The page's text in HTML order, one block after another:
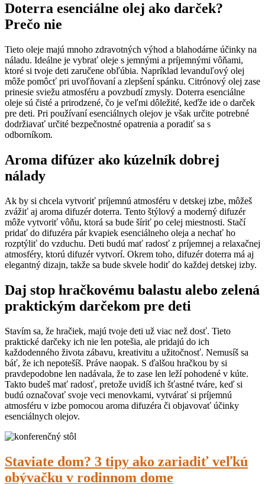
Doterra esenciálne olej ako darček?
Prečo nie
Tieto oleje majú mnoho zdravotných výhod a blahodárne účinky na
náladu. Ideálne je vybrať oleje s jemnými a príjemnými vôňami,
ktoré si tvoje deti zaručene obľúbia. Napríklad levanduľový olej
môže pomôcť pri uvoľňovaní a zlepšení spánku. Citrónový olej zase
prinesie sviežu atmosféru a povzbudí zmysly. Doterra esenciálne
oleje sú čisté a prirodzené, čo je veľmi dôležité, keďže ide o darček
pre deti. Pri používaní esenciálnych olejov je však určite potrebné
dodržiavať určité bezpečnostné opatrenia a poradiť sa s
odborníkom.
Aroma difúzer ako kúzelník dobrej
nálady
Ak by si chcela vytvoriť príjemnú atmosféru v detskej izbe, môžeš
zvážiť aj aroma difuzér doterra. Tento štýlový a moderný difuzér
môže vytvoriť vôňu, ktorá sa bude šíriť po celej miestnosti. Stačí
pridať do difuzéra pár kvapiek esenciálneho oleja a nechať ho
rozptýliť do vzduchu. Deti budú mať radosť z príjemnej a relaxačnej
atmosféry, ktorú difuzér vytvorí. Okrem toho, difuzér doterra má aj
elegantný dizajn, takže sa bude skvele hodiť do každej detskej izby.
Daj stop hračkovému balastu alebo zelená
praktickým darčekom pre deti
Stavím sa, že hračiek, majú tvoje deti už viac než dosť. Tieto
praktické darčeky ich nie len potešia, ale pridajú do ich
každodenného života zábavu, kreativitu a užitočnosť. Nemusíš sa
báť, že ich nepotešíš. Práve naopak. S ďalšou hračkou by si
pravdepodobne len nadávala, že to zase len leží pohodené v kúte.
Takto budeš mať radosť, pretože uvidíš ich šťastné tváre, keď si
budú označovať svoje veci menovkami, vytvárať si príjemnú
atmosféru v izbe pomocou aroma difuzéra či objavovať účinky
esenciálnych olejov.
Staviate dom? 3 tipy ako zariadiť veľkú
obývačku v rodinnom dome